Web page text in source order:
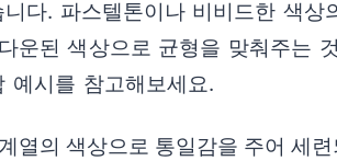
다. 파스텔톤이나 비비드한 색상
운된 색상으로 균형을 맞춰주는
예시를 참고해보세요.
열의 색상으로 통일감을 주어 세